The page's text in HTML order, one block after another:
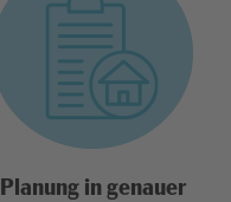
Planung in genauer